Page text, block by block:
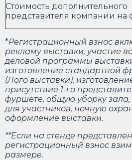
Стоимость дополнительного
представителя компании на
*Регистрационный взнос
рекламу выставки, участие
деловой программы
изготовление стандартной
(Лого выставки),
присутствие 1-го
фуршете, общую уборку
для участников, ночную
оформление выставки.
**Если на стенде
регистрационный взнос
размере.